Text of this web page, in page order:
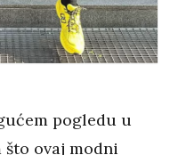
pogledu u
ovaj modni